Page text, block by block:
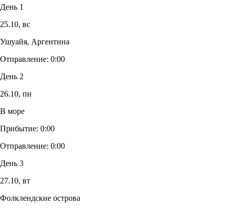
День 1
25.10, вс
Ушуайя, Аргентина
Отправление: 0:00
День 2
26.10, пн
В море
Прибытие: 0:00
Отправление: 0:00
День 3
27.10, вт
Фолклендские острова